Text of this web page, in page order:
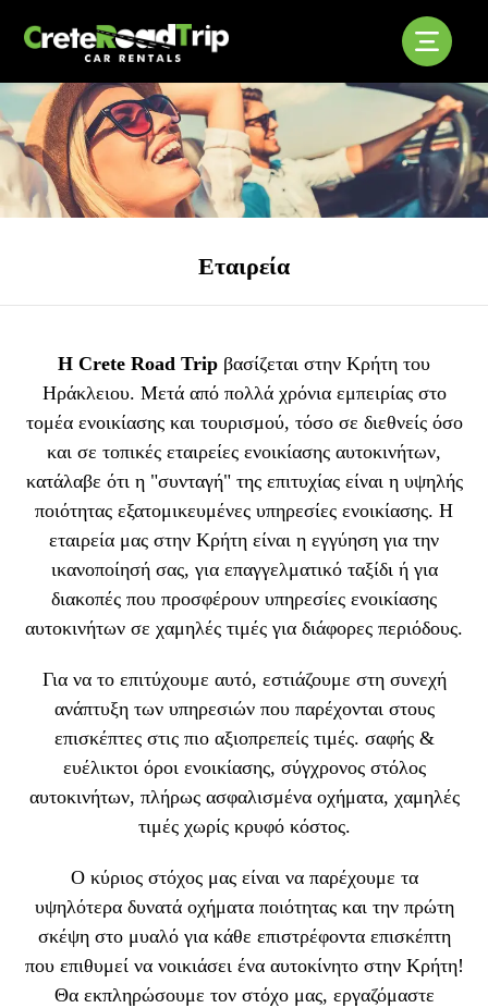
Εταιρεία
Η Crete Road Trip βασίζεται στην Κρήτη του
Ηράκλειου. Μετά από πολλά χρόνια εμπειρίας στο
τομέα ενοικίασης και τουρισμού, τόσο σε διεθνείς όσο
και σε τοπικές εταιρείες ενοικίασης αυτοκινήτων,
κατάλαβε ότι η "συνταγή" της επιτυχίας είναι η υψηλής
ποιότητας εξατομικευμένες υπηρεσίες ενοικίασης. Η
εταιρεία μας στην Κρήτη είναι η εγγύηση για την
ικανοποίησή σας, για επαγγελματικό ταξίδι ή για
διακοπές που προσφέρουν υπηρεσίες ενοικίασης
αυτοκινήτων σε χαμηλές τιμές για διάφορες περιόδους.
Για να το επιτύχουμε αυτό, εστιάζουμε στη συνεχή
ανάπτυξη των υπηρεσιών που παρέχονται στους
επισκέπτες στις πιο αξιοπρεπείς τιμές. σαφής &
ευέλικτοι όροι ενοικίασης, σύγχρονος στόλος
αυτοκινήτων, πλήρως ασφαλισμένα οχήματα, χαμηλές
τιμές χωρίς κρυφό κόστος.
Ο κύριος στόχος μας είναι να παρέχουμε τα
υψηλότερα δυνατά οχήματα ποιότητας και την πρώτη
σκέψη στο μυαλό για κάθε επιστρέφοντα επισκέπτη
που επιθυμεί να νοικιάσει ένα αυτοκίνητο στην Κρήτη!
Θα εκπληρώσουμε τον στόχο μας, εργαζόμαστε